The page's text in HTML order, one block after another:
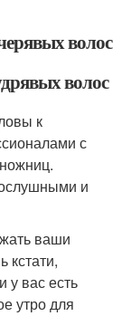
волос
волос
к
с
и
ваши
кстати,
у вас есть
утро для